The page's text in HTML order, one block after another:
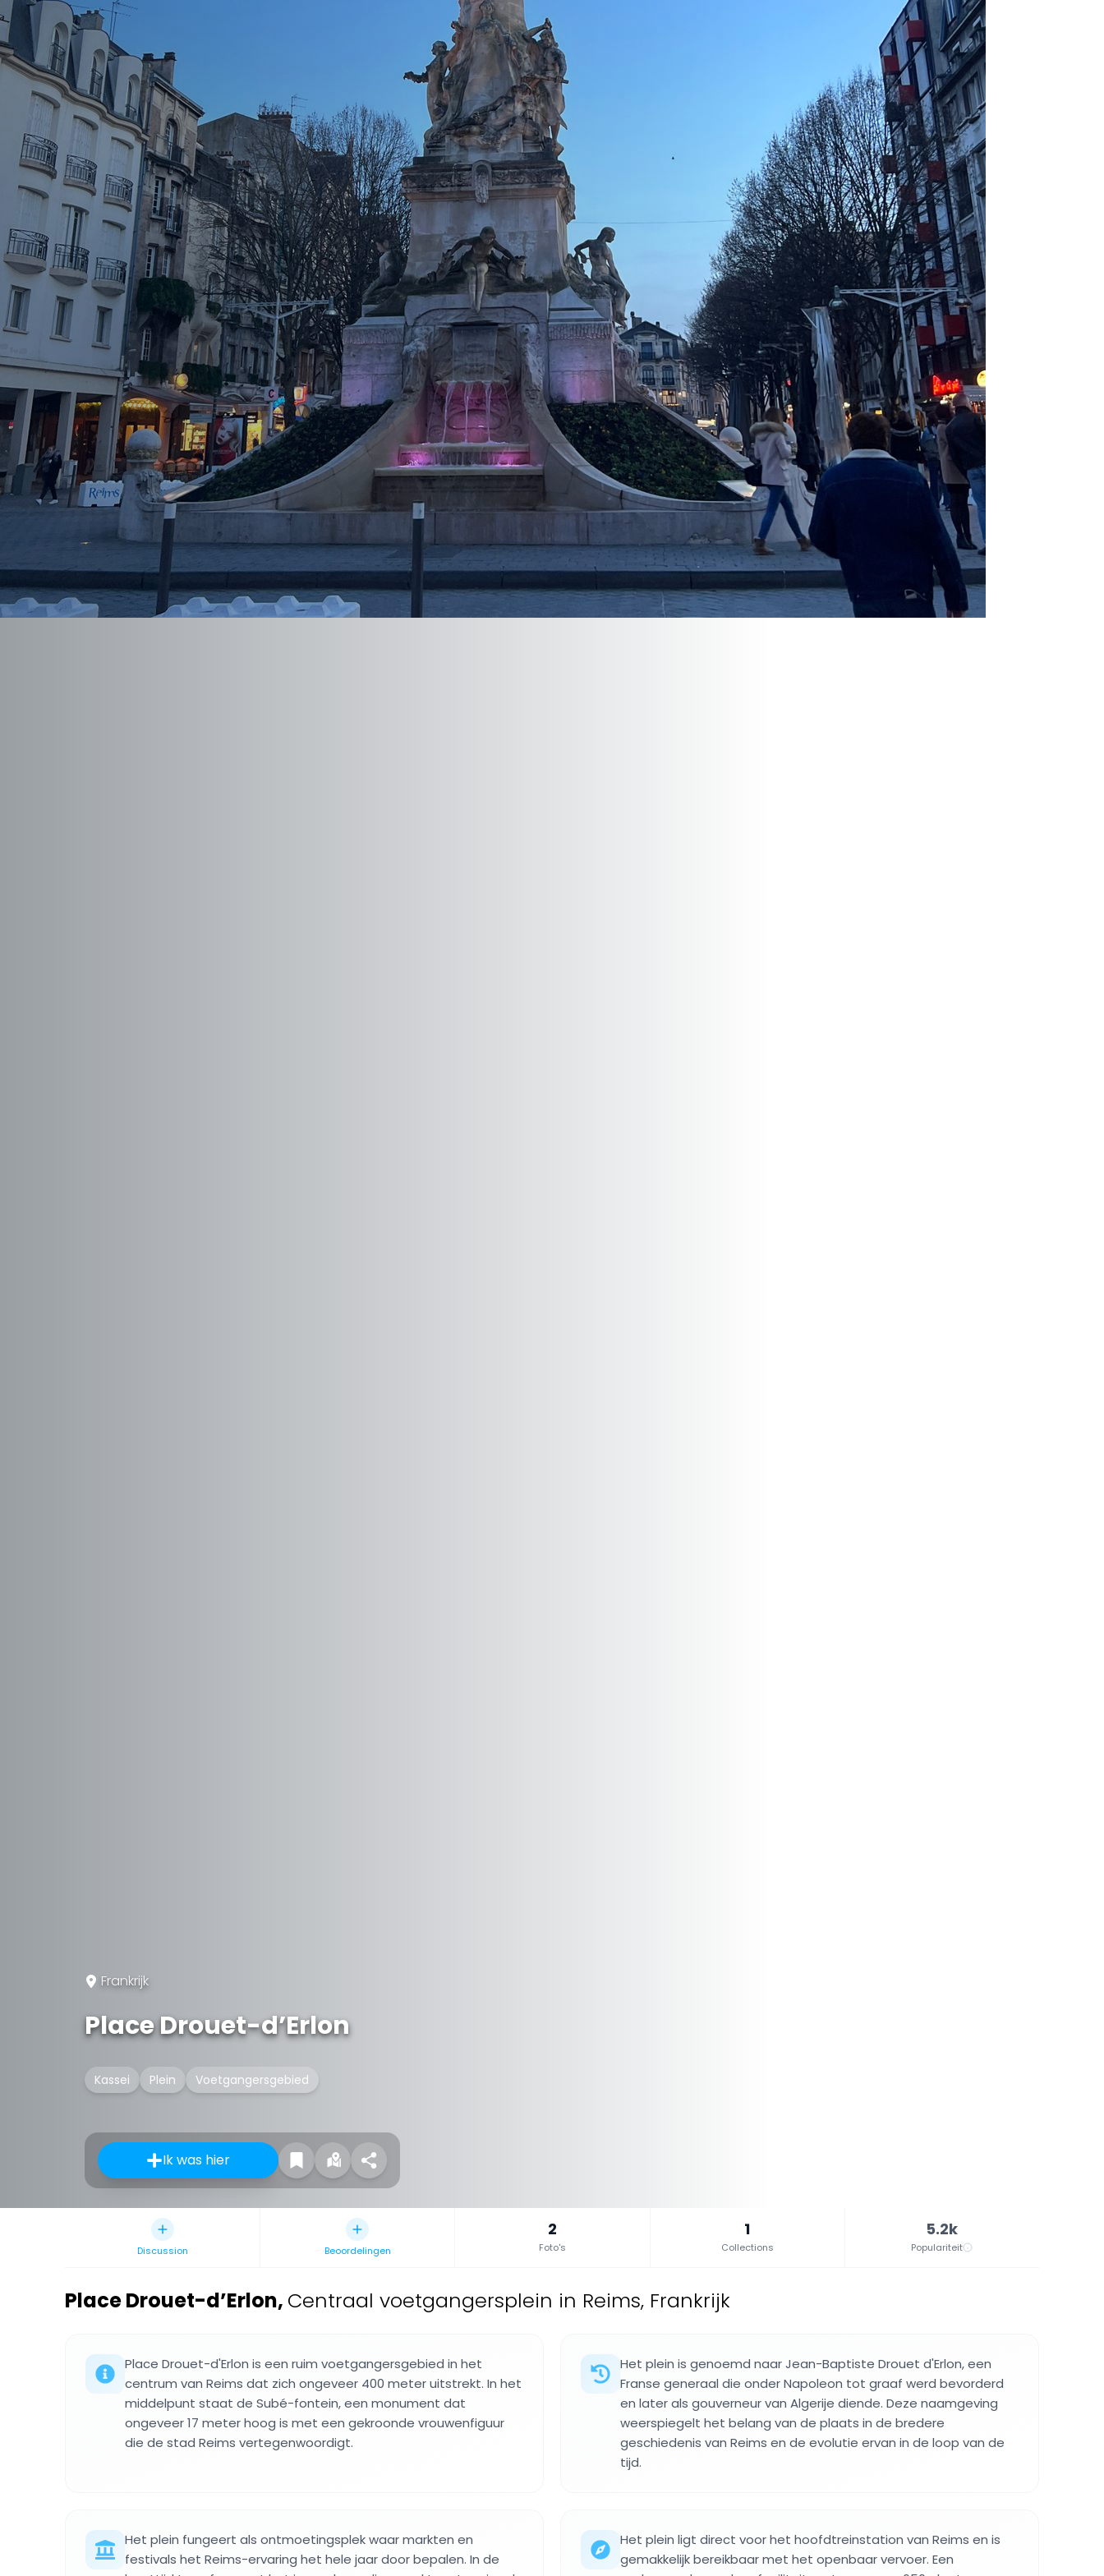
Frankrijk
Place Drouet-d’Erlon
Kassei Plein Voetgangersgebied
Ik was hier
Discussion Beoordelingen
2
Foto's
1
Collections
5.2k
Populariteit
Place Drouet-d’Erlon, Centraal voetgangersplein in Reims, Frankrijk
Place Drouet-d'Erlon is een ruim voetgangersgebied in het
centrum van Reims dat zich ongeveer 400 meter uitstrekt. In het
middelpunt staat de Subé-fontein, een monument dat
ongeveer 17 meter hoog is met een gekroonde vrouwenfiguur
die de stad Reims vertegenwoordigt.
Het plein is genoemd naar Jean-Baptiste Drouet d'Erlon, een
Franse generaal die onder Napoleon tot graaf werd bevorderd
en later als gouverneur van Algerije diende. Deze naamgeving
weerspiegelt het belang van de plaats in de bredere
geschiedenis van Reims en de evolutie ervan in de loop van de
tijd.
Het plein fungeert als ontmoetingsplek waar markten en
festivals het Reims-ervaring het hele jaar door bepalen. In de
Het plein ligt direct voor het hoofdtreinstation van Reims en is
gemakkelijk bereikbaar met het openbaar vervoer. Een